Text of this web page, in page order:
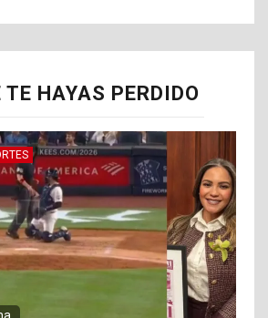
TE HAYAS PERDIDO